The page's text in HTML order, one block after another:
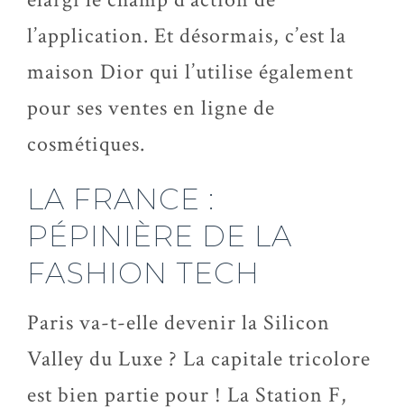
l’application. Et désormais, c’est la
maison Dior qui l’utilise également
pour ses ventes en ligne de
cosmétiques.
LA FRANCE :
PÉPINIÈRE DE LA
FASHION TECH
Paris va-t-elle devenir la Silicon
Valley du Luxe ? La capitale tricolore
est bien partie pour ! La Station F,